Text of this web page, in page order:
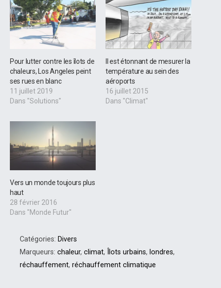
Pour lutter contre les îlots de
chaleurs, Los Angeles peint
ses rues en blanc
11 juillet 2019
Dans "Solutions"
Il est étonnant de mesurer la
température au sein des
aéroports
16 juillet 2015
Dans "Climat"
Vers un monde toujours plus
haut
28 février 2016
Dans "Monde Futur"
Catégories: Divers
Marqueurs: chaleur, climat, Îlots urbains, londres,
réchauffement, réchauffement climatique